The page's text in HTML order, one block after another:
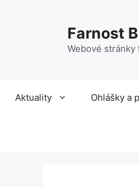
Farnost
Webové stránky
Aktuality Ohlášky a